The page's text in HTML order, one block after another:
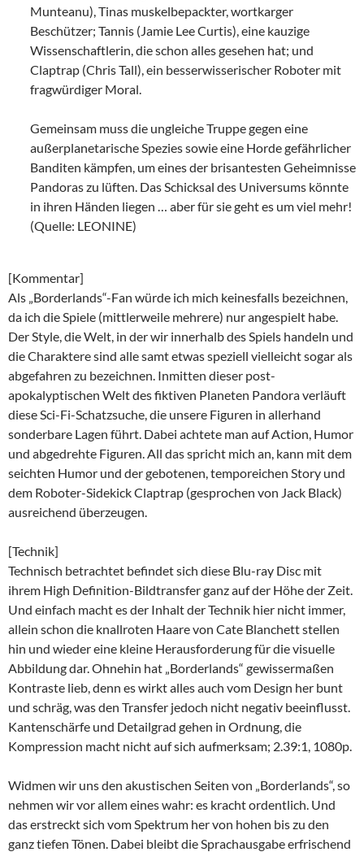
Munteanu), Tinas muskelbepackter, wortkarger
Beschützer; Tannis (Jamie Lee Curtis), eine kauzige
Wissenschaftlerin, die schon alles gesehen hat; und
Claptrap (Chris Tall), ein besserwisserischer Roboter mit
fragwürdiger Moral.
Gemeinsam muss die ungleiche Truppe gegen eine
außerplanetarische Spezies sowie eine Horde gefährlicher
Banditen kämpfen, um eines der brisantesten Geheimnisse
Pandoras zu lüften. Das Schicksal des Universums könnte
in ihren Händen liegen … aber für sie geht es um viel mehr!
(Quelle: LEONINE)
[Kommentar]
Als „Borderlands“-Fan würde ich mich keinesfalls bezeichnen,
da ich die Spiele (mittlerweile mehrere) nur angespielt habe.
Der Style, die Welt, in der wir innerhalb des Spiels handeln und
die Charaktere sind alle samt etwas speziell vielleicht sogar als
abgefahren zu bezeichnen. Inmitten dieser post-
apokalyptischen Welt des fiktiven Planeten Pandora verläuft
diese Sci-Fi-Schatzsuche, die unsere Figuren in allerhand
sonderbare Lagen führt. Dabei achtete man auf Action, Humor
und abgedrehte Figuren. All das spricht mich an, kann mit dem
seichten Humor und der gebotenen, temporeichen Story und
dem Roboter-Sidekick Claptrap (gesprochen von Jack Black)
ausreichend überzeugen.
[Technik]
Technisch betrachtet befindet sich diese Blu-ray Disc mit
ihrem High Definition-Bildtransfer ganz auf der Höhe der Zeit.
Und einfach macht es der Inhalt der Technik hier nicht immer,
allein schon die knallroten Haare von Cate Blanchett stellen
hin und wieder eine kleine Herausforderung für die visuelle
Abbildung dar. Ohnehin hat „Borderlands“ gewissermaßen
Kontraste lieb, denn es wirkt alles auch vom Design her bunt
und schräg, was den Transfer jedoch nicht negativ beeinflusst.
Kantenschärfe und Detailgrad gehen in Ordnung, die
Kompression macht nicht auf sich aufmerksam; 2.39:1, 1080p.
Widmen wir uns den akustischen Seiten von „Borderlands“, so
nehmen wir vor allem eines wahr: es kracht ordentlich. Und
das erstreckt sich vom Spektrum her von hohen bis zu den
ganz tiefen Tönen. Dabei bleibt die Sprachausgabe erfrischend